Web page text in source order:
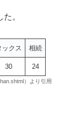
。
ックス 相続
30 24
）より引用